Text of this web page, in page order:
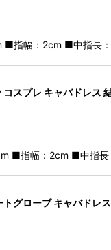
幅：2cm ■中指長
スプレ キャバドレス
■指幅：2cm ■中指
グローブ キャバドレ